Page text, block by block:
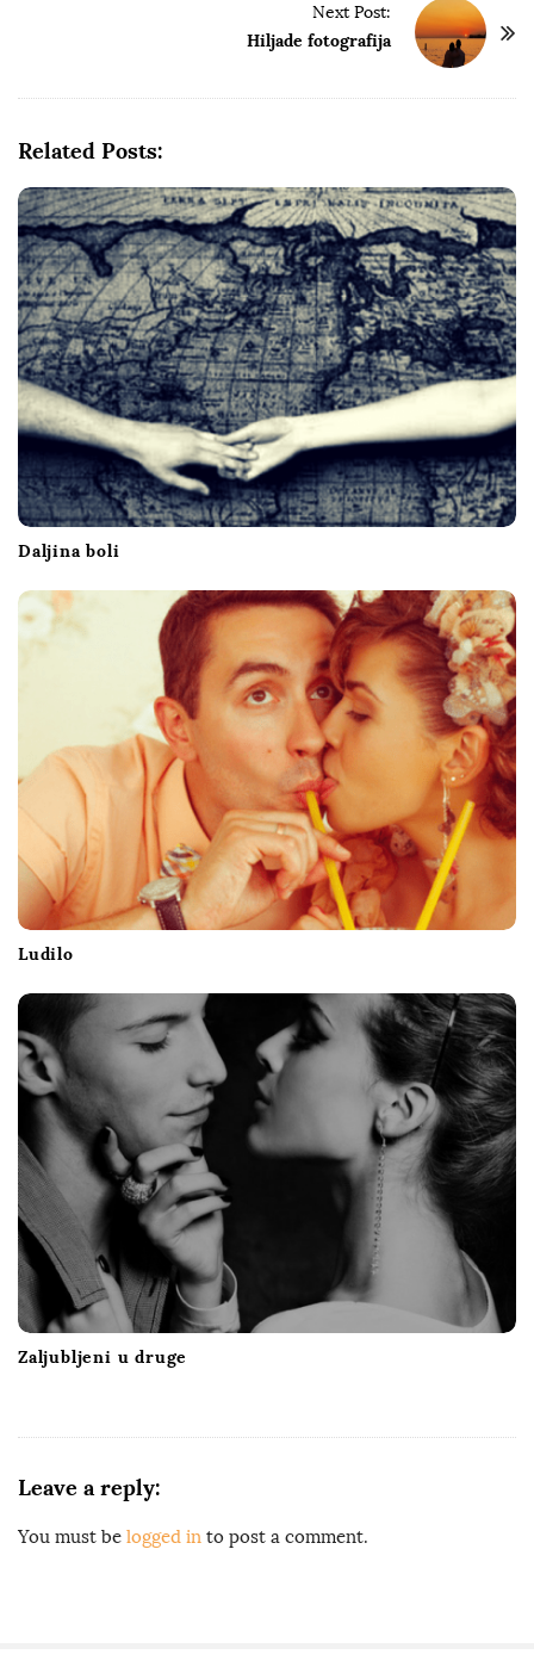
Next Post:
Hiljade fotografija
Related Posts:
Daljina boli
Ludilo
Zaljubljeni u druge
Leave a reply:
You must be logged in to post a comment.